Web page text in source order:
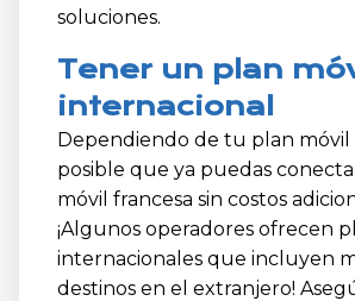
soluciones.
Tener un plan
internacional
Dependiendo de tu plan móvil
posible que ya puedas
móvil francesa sin costos
¡Algunos operadores ofrecen
internacionales que incluyen
destinos en el extranjero!